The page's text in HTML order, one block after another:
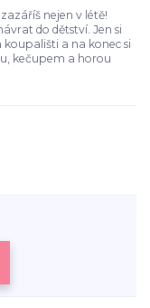
nejen v létě!
do dětství. Jen si
koupališti a na konec si
kečupem a horou